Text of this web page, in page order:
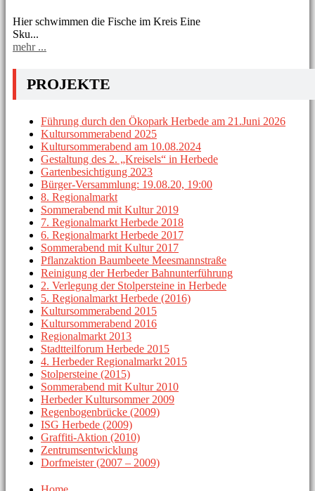
Hier schwimmen die Fische im Kreis Eine
Sku...
mehr ...
PROJEKTE
Führung durch den Ökopark Herbede am 21.Juni 2026
Kultursommerabend 2025
Kultursommerabend am 10.08.2024
Gestaltung des 2. „Kreisels“ in Herbede
Gartenbesichtigung 2023
Bürger-Versammlung: 19.08.20, 19:00
8. Regionalmarkt
Sommerabend mit Kultur 2019
7. Regionalmarkt Herbede 2018
6. Regionalmarkt Herbede 2017
Sommerabend mit Kultur 2017
Pflanzaktion Baumbeete Meesmannstraße
Reinigung der Herbeder Bahnunterführung
2. Verlegung der Stolpersteine in Herbede
5. Regionalmarkt Herbede (2016)
Kultursommerabend 2015
Kultursommerabend 2016
Regionalmarkt 2013
Stadtteilforum Herbede 2015
4. Herbeder Regionalmarkt 2015
Stolpersteine (2015)
Sommerabend mit Kultur 2010
Herbeder Kultursommer 2009
Regenbogenbrücke (2009)
ISG Herbede (2009)
Graffiti-Aktion (2010)
Zentrumsentwicklung
Dorfmeister (2007 – 2009)